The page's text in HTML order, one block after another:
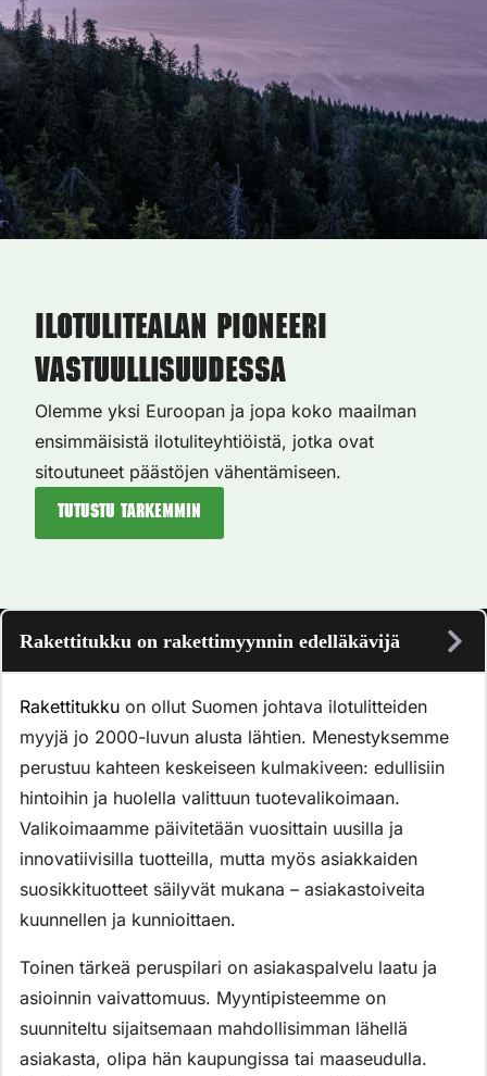
Ilotulitealan pioneeri
vastuullisuudessa
Olemme yksi Euroopan ja jopa koko maailman
ensimmäisistä ilotuliteyhtiöistä, jotka ovat
sitoutuneet päästöjen vähentämiseen.
Tutustu tarkemmin
Rakettitukku on rakettimyynnin edelläkävijä
Rakettitukku on ollut Suomen johtava ilotulitteiden
myyjä jo 2000-luvun alusta lähtien. Menestyksemme
perustuu kahteen keskeiseen kulmakiveen: edullisiin
hintoihin ja huolella valittuun tuotevalikoimaan.
Valikoimaamme päivitetään vuosittain uusilla ja
innovatiivisilla tuotteilla, mutta myös asiakkaiden
suosikkituotteet säilyvät mukana – asiakastoiveita
kuunnellen ja kunnioittaen.
Toinen tärkeä peruspilari on asiakaspalvelu laatu ja
asioinnin vaivattomuus. Myyntipisteemme on
suunniteltu sijaitsemaan mahdollisimman lähellä
asiakasta, olipa hän kaupungissa tai maaseudulla.